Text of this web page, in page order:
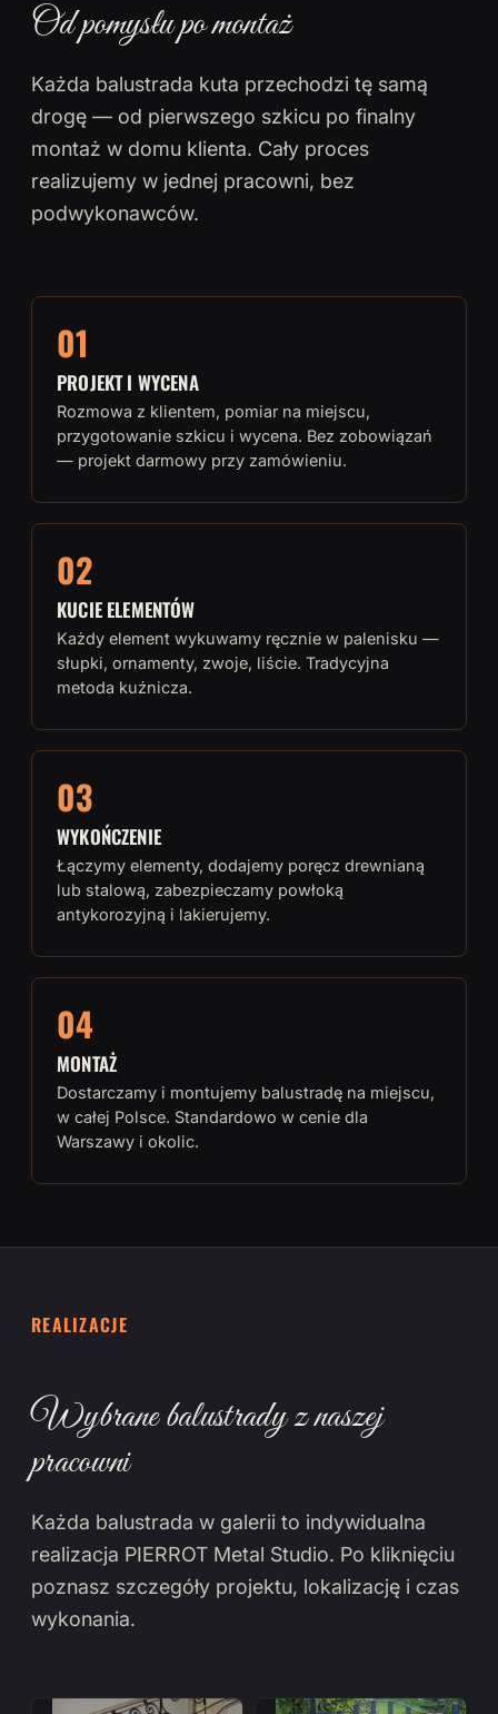
Od pomysłu po montaż
Każda balustrada kuta przechodzi tę samą
drogę — od pierwszego szkicu po finalny
montaż w domu klienta. Cały proces
realizujemy w jednej pracowni, bez
podwykonawców.
01
PROJEKT I WYCENA
Rozmowa z klientem, pomiar na miejscu,
przygotowanie szkicu i wycena. Bez zobowiązań
— projekt darmowy przy zamówieniu.
02
KUCIE ELEMENTÓW
Każdy element wykuwamy ręcznie w palenisku —
słupki, ornamenty, zwoje, liście. Tradycyjna
metoda kuźnicza.
03
WYKOŃCZENIE
Łączymy elementy, dodajemy poręcz drewnianą
lub stalową, zabezpieczamy powłoką
antykorozyjną i lakierujemy.
04
MONTAŻ
Dostarczamy i montujemy balustradę na miejscu,
w całej Polsce. Standardowo w cenie dla
Warszawy i okolic.
REALIZACJE
Wybrane balustrady z naszej
pracowni
Każda balustrada w galerii to indywidualna
realizacja PIERROT Metal Studio. Po kliknięciu
poznasz szczegóły projektu, lokalizację i czas
wykonania.